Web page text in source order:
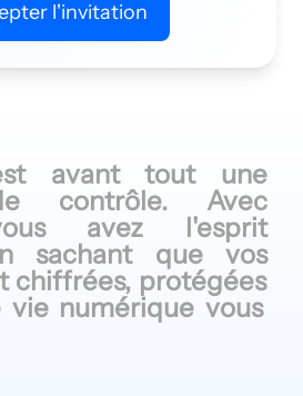
l'invitation
avant tout
une
contrôle.
Avec
avez
l'esprit
sachant
que vos
chiffrées, protégées
vie numérique vous